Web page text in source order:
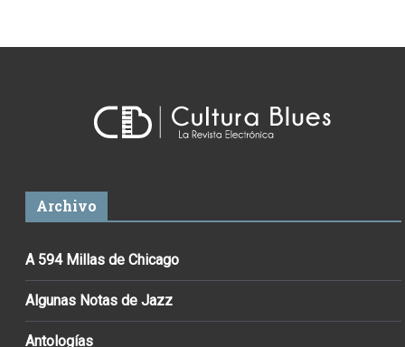
Archivo
A 594 Millas de Chicago
Algunas Notas de Jazz
Antologías